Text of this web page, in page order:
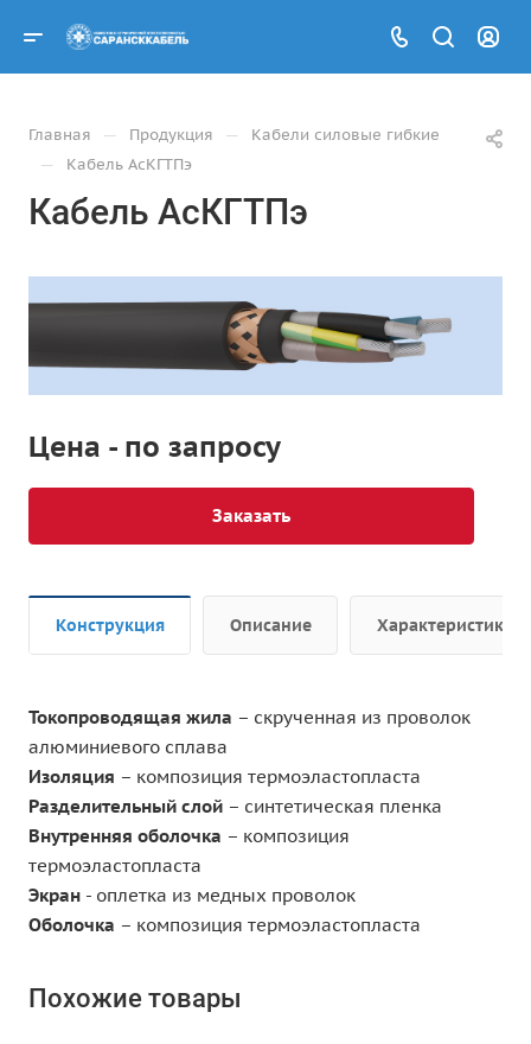
Главная — Продукция — Кабели силовые гибкие
— Кабель АсКГТПэ
Кабель АсКГТПэ
Цена - по запросу
Заказать
Конструкция Описание Характеристики
Токопроводящая жила – скрученная из проволок
алюминиевого сплава
Изоляция – композиция термоэластопласта
Разделительный слой – синтетическая пленка
Внутренняя оболочка – композиция
термоэластопласта
Экран - оплетка из медных проволок
Оболочка – композиция термоэластопласта
Похожие товары